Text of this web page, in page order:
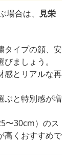
合は、 見栄
タイプの顔、安
ましょう。
感とリアルな再
ぶと特別感が増
〜30cm）のス
高くおすすめで